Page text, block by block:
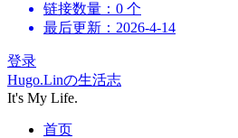
链接数量：0 个
最后更新：2026-4-14
登录
Hugo.Linの生活志
It's My Life.
首页